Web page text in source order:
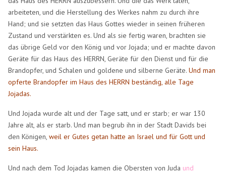
arbeiteten, und die Herstellung des Werkes nahm zu durch ihre
Hand; und sie setzten das Haus Gottes wieder in seinen früheren
Zustand und verstärkten es. Und als sie fertig waren, brachten sie
das übrige Geld vor den König und vor Jojada; und er machte davon
Geräte für das Haus des HERRN, Geräte für den Dienst und für die
Brandopfer, und Schalen und goldene und silberne Geräte.Und man
opferte Brandopfer im Haus des HERRN beständig, alle Tage
Jojadas.
Und Jojada wurde alt und der Tage satt, und er starb; er war 130
Jahre alt, als er starb. Und man begrub ihn in der Stadt Davids bei
den Königen,weil er Gutes getan hatte an Israel und für Gott und
sein Haus.
Und nach dem Tod Jojadas kamen die Obersten von Juda und